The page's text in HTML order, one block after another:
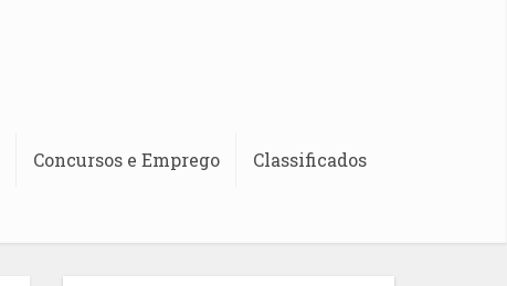
Concursos e Emprego Classificados